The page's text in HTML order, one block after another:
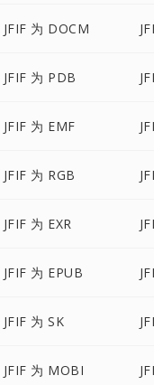
JFIF 为 DOCM
JFIF 为 PDB
JFIF 为 EMF
JFIF 为 RGB
JFIF 为 EXR
JFIF 为 EPUB
JFIF 为 SK
JFIF 为 MOBI